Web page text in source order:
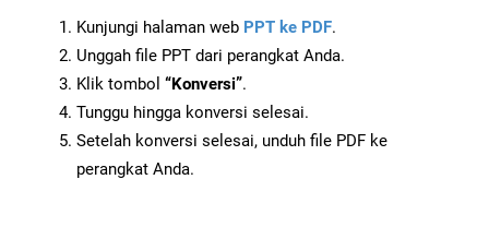
Kunjungi halaman web PPT ke PDF.
Unggah file PPT dari perangkat Anda.
Klik tombol “Konversi”.
Tunggu hingga konversi selesai.
Setelah konversi selesai, unduh file PDF ke
perangkat Anda.